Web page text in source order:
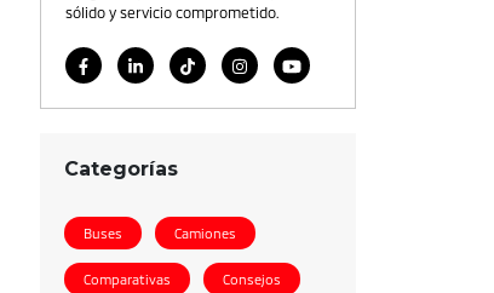
sólido y servicio comprometido.
Categorías
Buses Camiones
Comparativas Consejos